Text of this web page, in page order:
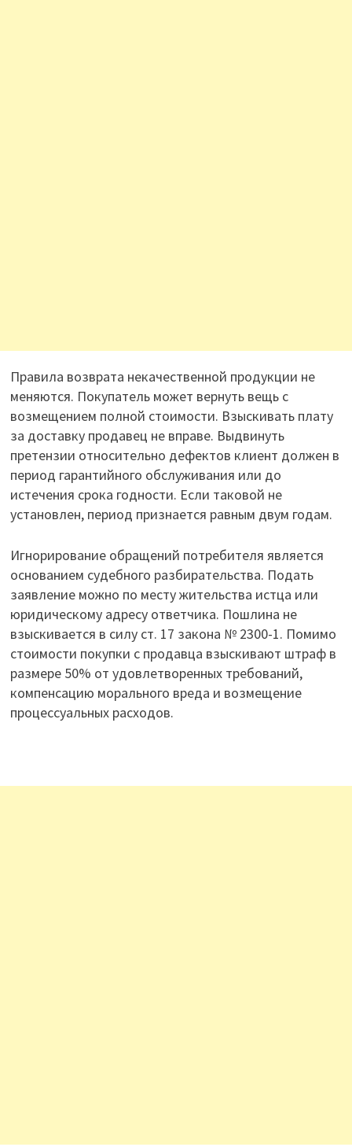
Правила возврата некачественной продукции не
меняются. Покупатель может вернуть вещь с
возмещением полной стоимости. Взыскивать плату
за доставку продавец не вправе. Выдвинуть
претензии относительно дефектов клиент должен в
период гарантийного обслуживания или до
истечения срока годности. Если таковой не
установлен, период признается равным двум годам.
Игнорирование обращений потребителя является
основанием судебного разбирательства. Подать
заявление можно по месту жительства истца или
юридическому адресу ответчика. Пошлина не
взыскивается в силу ст. 17 закона № 2300-1. Помимо
стоимости покупки с продавца взыскивают штраф в
размере 50% от удовлетворенных требований,
компенсацию морального вреда и возмещение
процессуальных расходов.